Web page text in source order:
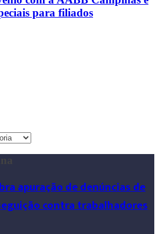
para filiados
apuração de denúncias de
contra trabalhadores